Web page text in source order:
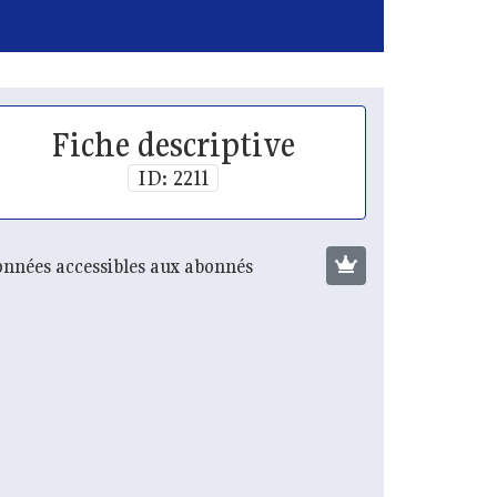
Fiche descriptive
ID: 2211
accessibles aux abonnés